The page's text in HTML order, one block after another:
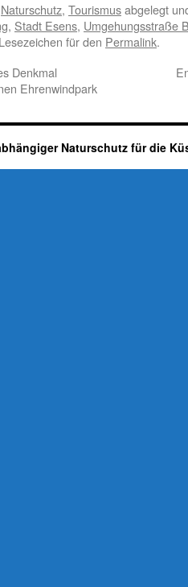
Naturschutz, Tourismusabgelegt
, Stadt Esens, Umgehungsstraße
für den Permalink.
Denkmal
Ehrenwindpark
Naturschutz für die